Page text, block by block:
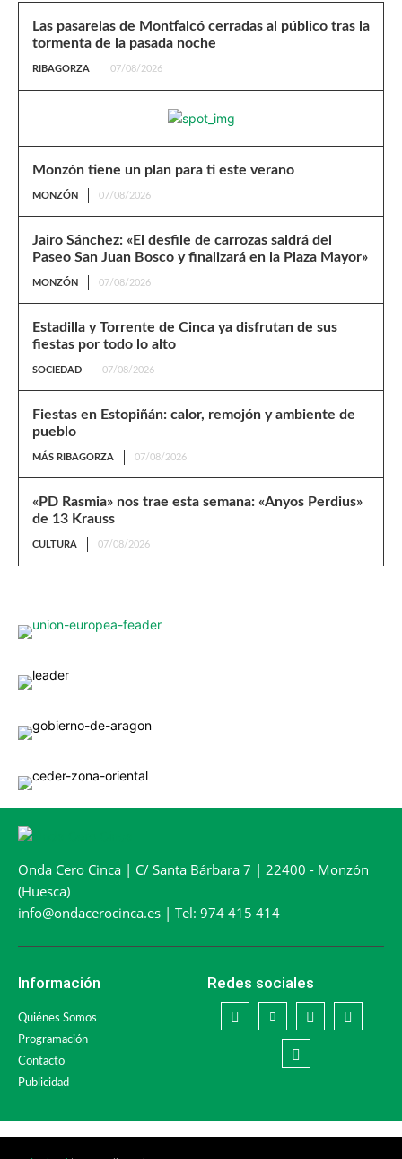
Las pasarelas de Montfalcó cerradas al público tras la
tormenta de la pasada noche
RIBAGORZA 07/08/2026
Monzón tiene un plan para ti este verano
MONZÓN 07/08/2026
Jairo Sánchez: «El desfile de carrozas saldrá del
Paseo San Juan Bosco y finalizará en la Plaza Mayor»
MONZÓN 07/08/2026
Estadilla y Torrente de Cinca ya disfrutan de sus
fiestas por todo lo alto
SOCIEDAD 07/08/2026
Fiestas en Estopiñán: calor, remojón y ambiente de
pueblo
MÁS RIBAGORZA 07/08/2026
«PD Rasmia» nos trae esta semana: «Anyos Perdius»
de 13 Krauss
CULTURA 07/08/2026
Onda Cero Cinca | C/ Santa Bárbara 7 | 22400 - Monzón
(Huesca)
info@ondacerocinca.es | Tel: 974 415 414
Información
Quiénes Somos
Programación
Contacto
Publicidad
Redes sociales